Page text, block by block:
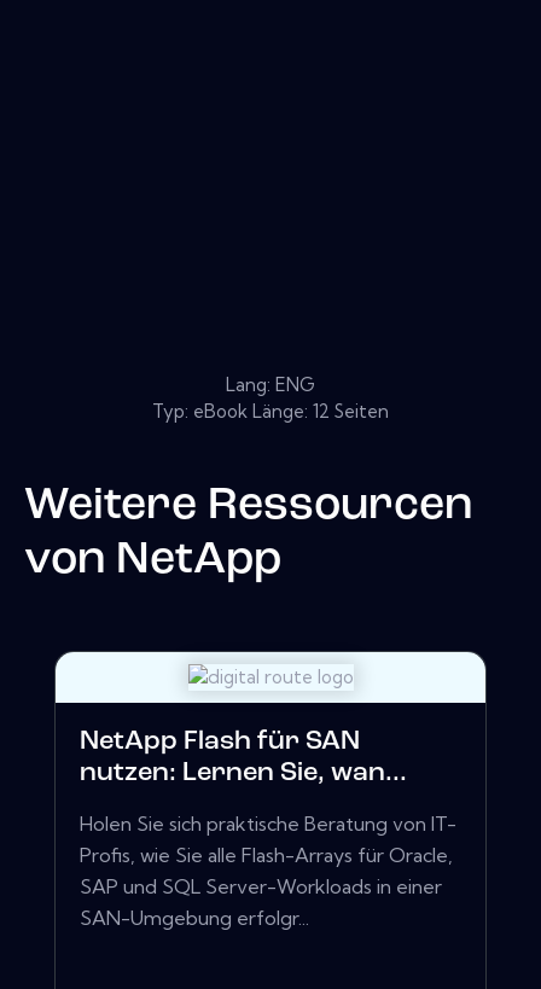
Lang: ENG
Typ: eBook Länge: 12 Seiten
Weitere Ressourcen
von NetApp
NetApp Flash für SAN
nutzen: Lernen Sie, wan...
Holen Sie sich praktische Beratung von IT-
Profis, wie Sie alle Flash-Arrays für Oracle,
SAP und SQL Server-Workloads in einer
SAN-Umgebung erfolgr...